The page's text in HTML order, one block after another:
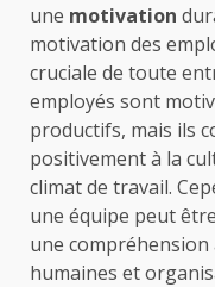
une motivation
motivation des
cruciale de toute
employés sont
productifs, mais ils
positivement à la
climat de travail.
une équipe peut
une
humaines et